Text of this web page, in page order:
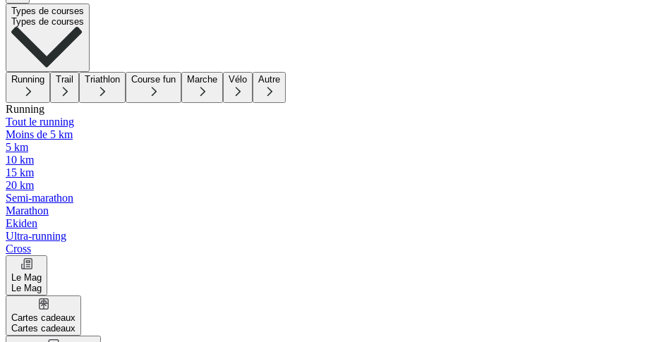
Types de courses
Types de courses
Running Trail Triathlon Course fun Marche Vélo Autre
Running
Tout le running
Moins de 5 km
5 km
10 km
15 km
20 km
Semi-marathon
Marathon
Ekiden
Ultra-running
Cross
Le Mag
Le Mag
Cartes cadeaux
Cartes cadeaux